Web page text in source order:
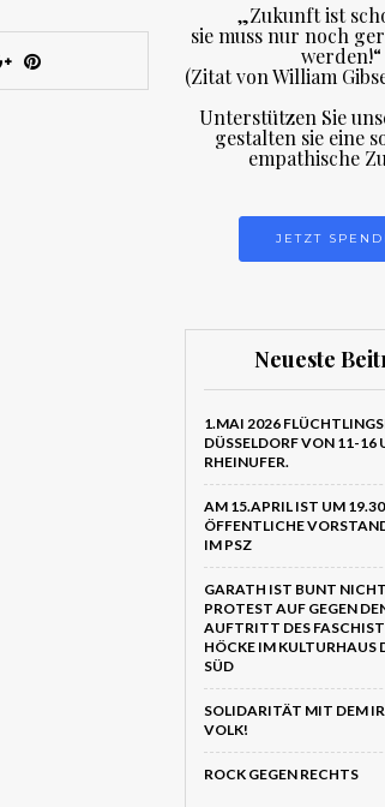
„Zukunft ist
sie muss nur noch
werden!“
(Zitat von William
Unterstützen Sie
gestalten sie eine
empathische
JETZT
Neueste
1.MAI 2026
DÜSSELDORF VON 11-16
RHEINUFER.
AM 15.APRIL IST UM
ÖFFENTLICHE
IM PSZ
GARATH IST BUNT
PROTEST AUF GEGEN
AUFTRITT DES
HÖCKE IM KULTURHAUS
SÜD
SOLIDARITÄT MIT DEM
VOLK!
ROCK GEGEN RECHTS